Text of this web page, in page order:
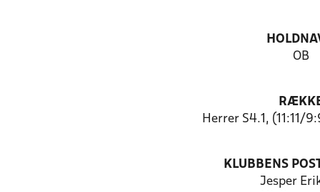
OB
Herrer S4.1, (11:11/
KLUBBENS
Jesper